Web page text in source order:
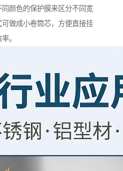
颜色的保护膜来区分不同宽
做成小卷筒芯，方便直接挂
。